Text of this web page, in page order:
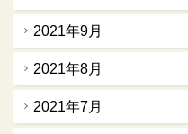
2021年9月
2021年8月
2021年7月